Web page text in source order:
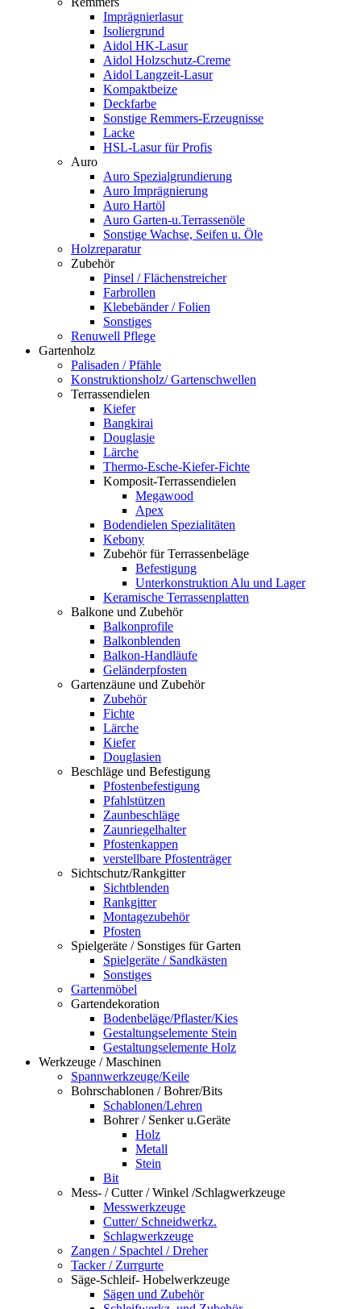
Imprägnierlasur
Isoliergrund
Aidol HK-Lasur
Aidol Holzschutz-Creme
Aidol Langzeit-Lasur
Kompaktbeize
Deckfarbe
Sonstige Remmers-Erzeugnisse
Lacke
HSL-Lasur für Profis
Auro
Auro Spezialgrundierung
Auro Imprägnierung
Auro Hartöl
Auro Garten-u.Terrassenöle
Sonstige Wachse, Seifen u. Öle
Holzreparatur
Zubehör
Pinsel / Flächenstreicher
Farbrollen
Klebebänder / Folien
Sonstiges
Renuwell Pflege
Gartenholz
Palisaden / Pfähle
Konstruktionsholz/ Gartenschwellen
Terrassendielen
Kiefer
Bangkirai
Douglasie
Lärche
Thermo-Esche-Kiefer-Fichte
Komposit-Terrassendielen
Megawood
Apex
Bodendielen Spezialitäten
Kebony
Zubehör für Terrassenbeläge
Befestigung
Unterkonstruktion Alu und Lager
Keramische Terrassenplatten
Balkone und Zubehör
Balkonprofile
Balkonblenden
Balkon-Handläufe
Geländerpfosten
Gartenzäune und Zubehör
Zubehör
Fichte
Lärche
Kiefer
Douglasien
Beschläge und Befestigung
Pfostenbefestigung
Pfahlstützen
Zaunbeschläge
Zaunriegelhalter
Pfostenkappen
verstellbare Pfostenträger
Sichtschutz/Rankgitter
Sichtblenden
Rankgitter
Montagezubehör
Pfosten
Spielgeräte / Sonstiges für Garten
Spielgeräte / Sandkästen
Sonstiges
Gartenmöbel
Gartendekoration
Bodenbeläge/Pflaster/Kies
Gestaltungselemente Stein
Gestaltungselemente Holz
Werkzeuge / Maschinen
Spannwerkzeuge/Keile
Bohrschablonen / Bohrer/Bits
Schablonen/Lehren
Bohrer / Senker u.Geräte
Holz
Metall
Stein
Bit
Mess- / Cutter / Winkel /Schlagwerkzeuge
Messwerkzeuge
Cutter/ Schneidwerkz.
Schlagwerkzeuge
Zangen / Spachtel / Dreher
Tacker / Zurrgurte
Säge-Schleif- Hobelwerkzeuge
Sägen und Zubehör